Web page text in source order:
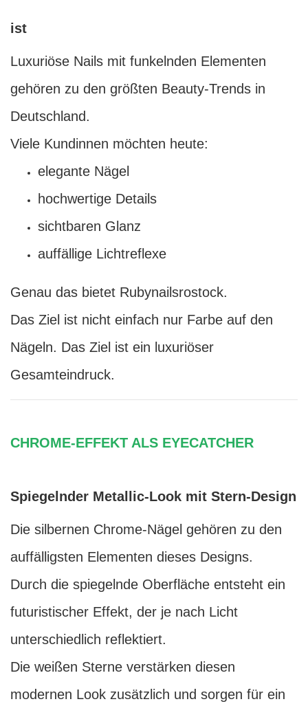
ist
Luxuriöse Nails mit funkelnden Elementen
gehören zu den größten Beauty-Trends in
Deutschland.
Viele Kundinnen möchten heute:
elegante Nägel
hochwertige Details
sichtbaren Glanz
auffällige Lichtreflexe
Genau das bietet Rubynailsrostock.
Das Ziel ist nicht einfach nur Farbe auf den
Nägeln. Das Ziel ist ein luxuriöser
Gesamteindruck.
CHROME-EFFEKT ALS EYECATCHER
Spiegelnder Metallic-Look mit Stern-Design
Die silbernen Chrome-Nägel gehören zu den
auffälligsten Elementen dieses Designs.
Durch die spiegelnde Oberfläche entsteht ein
futuristischer Effekt, der je nach Licht
unterschiedlich reflektiert.
Die weißen Sterne verstärken diesen
modernen Look zusätzlich und sorgen für ein